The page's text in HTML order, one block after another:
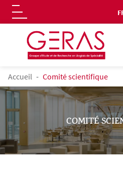
Aller au contenu principal
Logo
FIL D'ARIANE
Accueil Comité scientifique
COMITÉ